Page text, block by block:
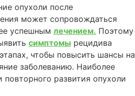
опухоли после
может сопровождаться
успешным лечением. Поэтому
симптомы рецидива
чтобы повысить шансы на
заболеванию. Наиболее
повторного развития опухоли